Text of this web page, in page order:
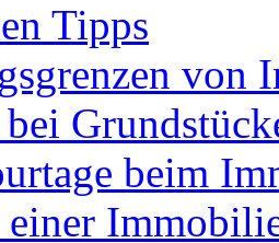
Tipps
von
beim